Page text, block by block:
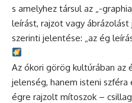
s amelyhez társul az „-
leírást, rajzot vagy
szerinti jelentése: „az ég
Az ókori görög kultúrában
jelenség, hanem isteni
égre rajzolt mítoszok –